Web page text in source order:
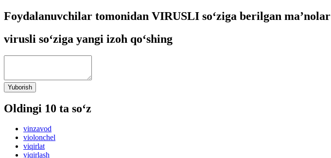
Foydalanuvchilar tomonidan VIRUSLI so‘ziga berilgan ma’nolar
virusli so‘ziga yangi izoh qo‘shing
Yuborish
Oldingi 10 ta so‘z
vinzavod
violonchel
viqirlat
viqirlash